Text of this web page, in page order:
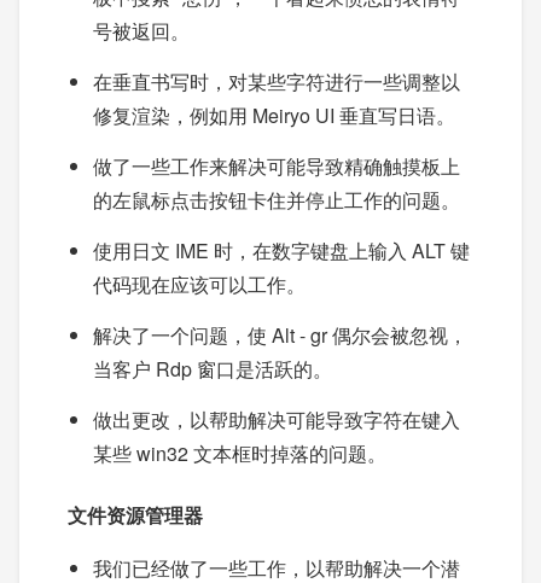
号被返回。
在垂直书写时，对某些字符进行一些调整以
修复渲染，例如用 Meiryo UI 垂直写日语。
做了一些工作来解决可能导致精确触摸板上
的左鼠标点击按钮卡住并停止工作的问题。
使用日文 IME 时，在数字键盘上输入 ALT 键
代码现在应该可以工作。
解决了一个问题，使 Alt - gr 偶尔会被忽视，
当客户 Rdp 窗口是活跃的。
做出更改，以帮助解决可能导致字符在键入
某些 win32 文本框时掉落的问题。
文件资源管理器
我们已经做了一些工作，以帮助解决一个潜